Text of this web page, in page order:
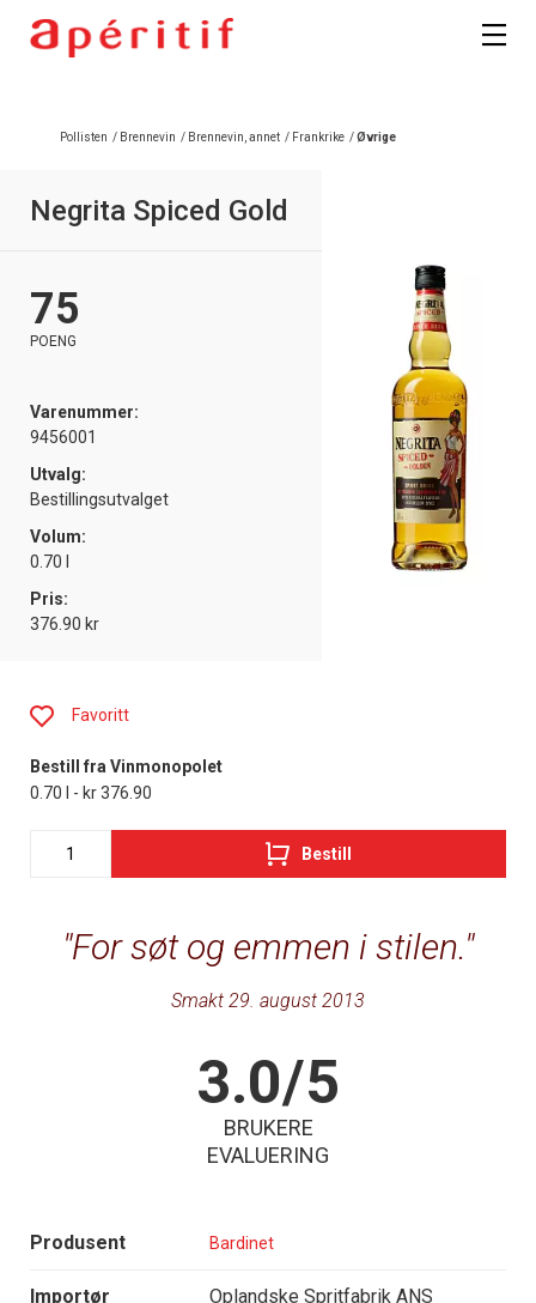
Pollisten / Brennevin / Brennevin, annet / Frankrike /Øvrige
Negrita Spiced Gold
75
POENG
Varenummer:
9456001
Utvalg:
Bestillingsutvalget
Volum:
0.70 l
Pris:
376.90 kr
For søt og emmen i stilen.
Smakt 29. august 2013
3.0/5
BRUKERE
EVALUERING
Produsent Bardinet
Importør Oplandske Spritfabrik ANS
Favoritt
Bestill fra Vinmonopolet
0.70 l - kr 376.90
Bestill